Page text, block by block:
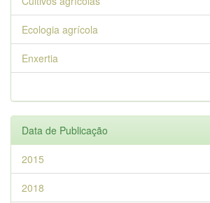
Ecologia agrícola
Enxertia
Data de Publicação
2015
2018